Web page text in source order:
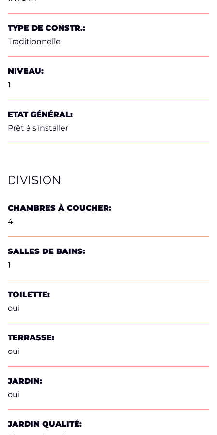
TYPE DE CONSTR.:
Traditionnelle
NIVEAU:
1
ETAT GÉNÉRAL:
Prêt à s'installer
DIVISION
CHAMBRES À COUCHER:
4
SALLES DE BAINS:
1
TOILETTE:
oui
TERRASSE:
oui
JARDIN:
oui
JARDIN QUALITÉ: